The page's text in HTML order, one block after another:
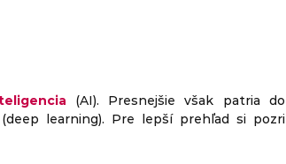
(AI). Presnejšie však patria do
learning). Pre lepší prehľad si pozri